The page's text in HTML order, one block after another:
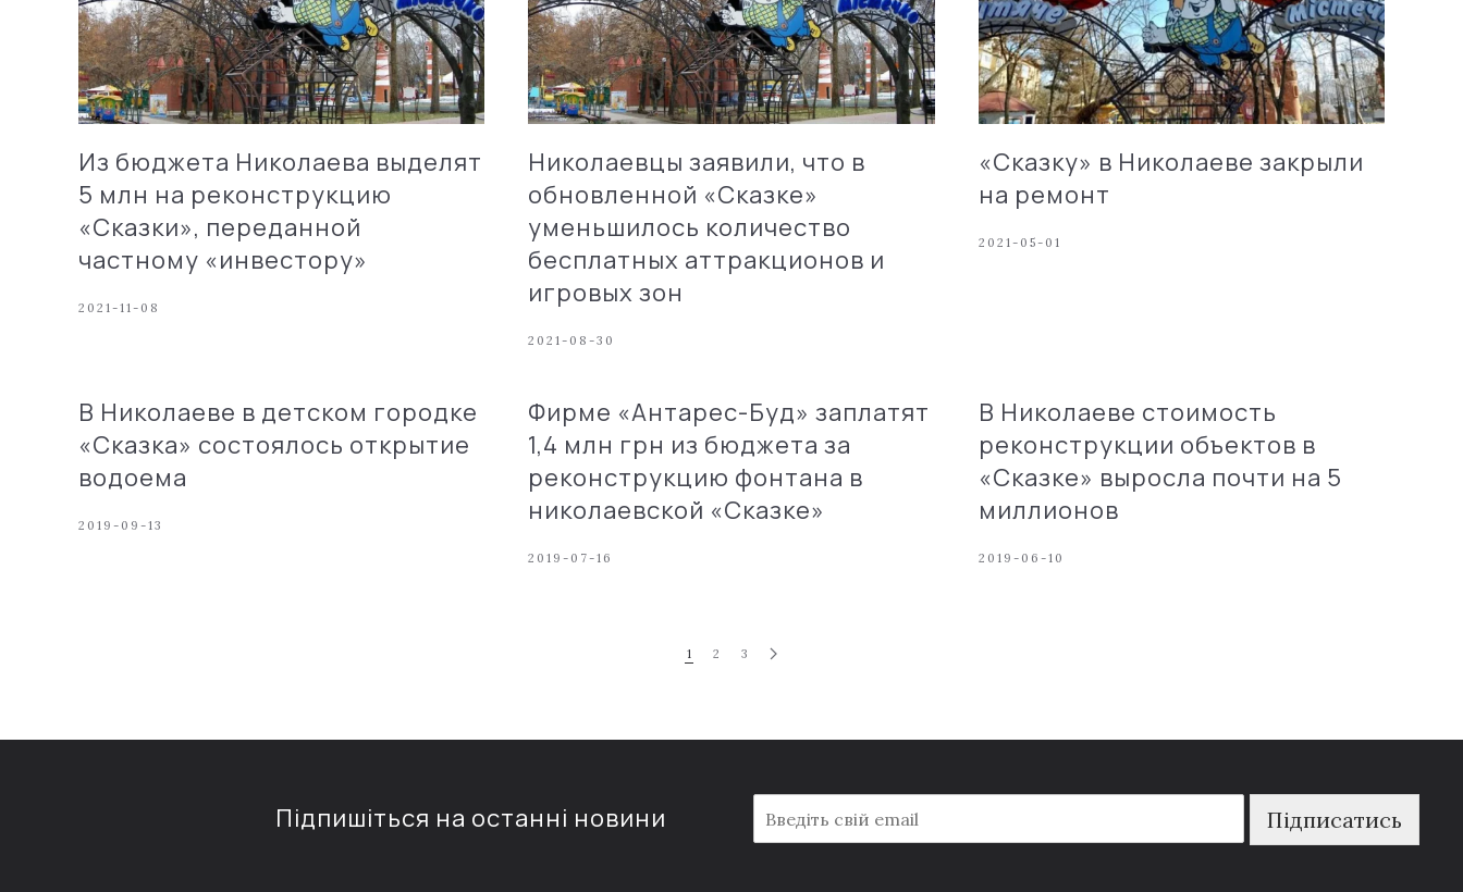
Из бюджета Николаева выделят
5 млн на реконструкцию
«Сказки», переданной
частному «инвестору»
2021-11-08
Николаевцы заявили, что в
обновленной «Сказке»
уменьшилось количество
бесплатных аттракционов и
игровых зон
2021-08-30
«Сказку» в Николаеве закрыли
на ремонт
2021-05-01
В Николаеве в детском городке
«Сказка» состоялось открытие
водоема
2019-09-13
Фирме «Антарес-Буд» заплатят
1,4 млн грн из бюджета за
реконструкцию фонтана в
николаевской «Сказке»
2019-07-16
В Николаеве стоимость
реконструкции объектов в
«Сказке» выросла почти на 5
миллионов
2019-06-10
1 2 3
Підпишіться на останні новини
m
a
Підписатись